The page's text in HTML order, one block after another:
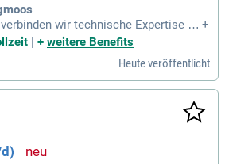
wir technische Expertise mi
der Planung über den Bau bis zur
+
+ weitere Benefits
Heute veröffentlicht